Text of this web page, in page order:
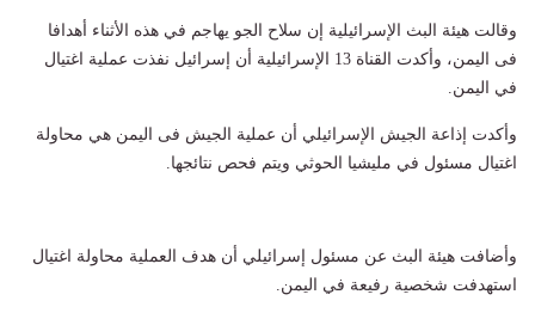
وقالت هيئة البث الإسرائيلية إن سلاح الجو يهاجم في هذه الأثناء أهدافا
فى اليمن، وأكدت القناة 13 الإسرائيلية أن إسرائيل نفذت عملية اغتيال
في اليمن.
وأكدت إذاعة الجيش الإسرائيلي أن عملية الجيش فى اليمن هي محاولة
اغتيال مسئول في مليشيا الحوثي ويتم فحص نتائجها.
وأضافت هيئة البث عن مسئول إسرائيلي أن هدف العملية محاولة اغتيال
استهدفت شخصية رفيعة في اليمن.